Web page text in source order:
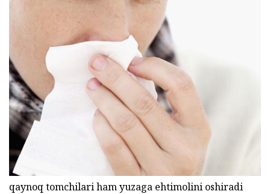
qaynoq tomchilari ham yuzaga ehtimolini oshiradi